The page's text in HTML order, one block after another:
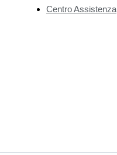
Centro Assistenza